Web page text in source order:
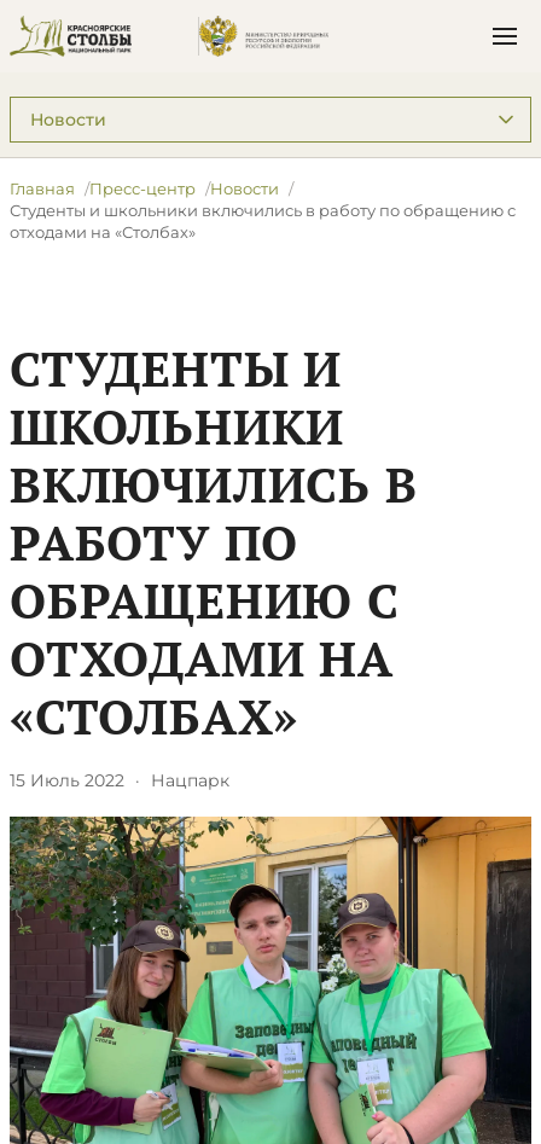
Подразделы: Пресс-центр
Главная Пресс-центр
Новости
Студенты и школьники включились в работу по обращению с
отходами на «Столбах»
СТУДЕНТЫ И
ШКОЛЬНИКИ
ВКЛЮЧИЛИСЬ В
РАБОТУ ПО
ОБРАЩЕНИЮ С
ОТХОДАМИ НА
«СТОЛБАХ»
15 Июль 2022 · Нацпарк